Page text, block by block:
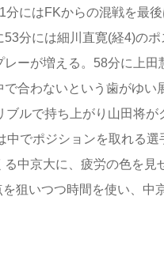
にはFKからの混戦を最
分には細川直寛(経4)の
ーが増える。58分に上
合わないという歯がゆい
ルで持ち上がり山田将
でポジションを取れる選
中京大に、疲労の色を見
狙いつつ時間を使い、中